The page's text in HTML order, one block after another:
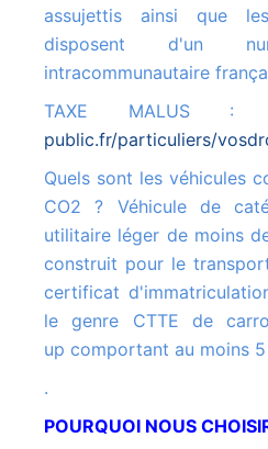
assujettis ainsi que
disposent d'un
intracommunautaire
TAXE MALUS :
public.fr/particuliers/
Quels sont les véhicules concernés par le malus
CO2 ? Véhicule de
utilitaire léger de moins
construit pour le
certificat
le genre CTTE de
up comportant au moins 5
.
POURQUOI NOUS